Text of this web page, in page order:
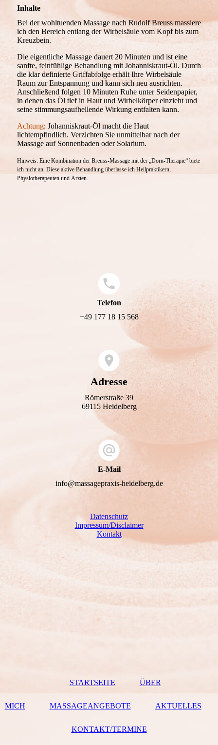
Inhalte
Bei der wohltuenden Massage nach Rudolf Breuss massiere
ich den Bereich entlang der Wirbelsäule vom Kopf bis zum
Kreuzbein.
Die eigentliche Massage dauert 20 Minuten und ist eine
sanfte, feinfühlige Behandlung mit Johanniskraut-Öl. Durch
die klar definierte Griffabfolge erhält Ihre Wirbelsäule
Raum zur Entspannung und kann sich neu ausrichten.
Anschließend folgen 10 Minuten Ruhe unter Seidenpapier,
in denen das Öl tief in Haut und Wirbelkörper einzieht und
seine stimmungsaufhellende Wirkung entfalten kann.
Achtung: Johanniskraut-Öl macht die Haut
lichtempfindlich. Verzichten Sie unmittelbar nach der
Massage auf Sonnenbaden oder Solarium.
Hinweis: Eine Kombination der Breuss-Massage mit der „Dorn-Therapie“ biete
ich nicht an. Diese aktive Behandlung überlasse ich Heilpraktikern,
Physiotherapeuten und Ärzten.
Telefon
+49 177 18 15 568
Adresse
Römerstraße 39
69115 Heidelberg
E-Mail
info@massagepraxis-heidelberg.de
Datenschutz
Impressum/Disclaimer
Kontakt
STARTSEITE ÜBER
MICH MASSAGEANGEBOTE AKTUELLES
KONTAKT/TERMINE